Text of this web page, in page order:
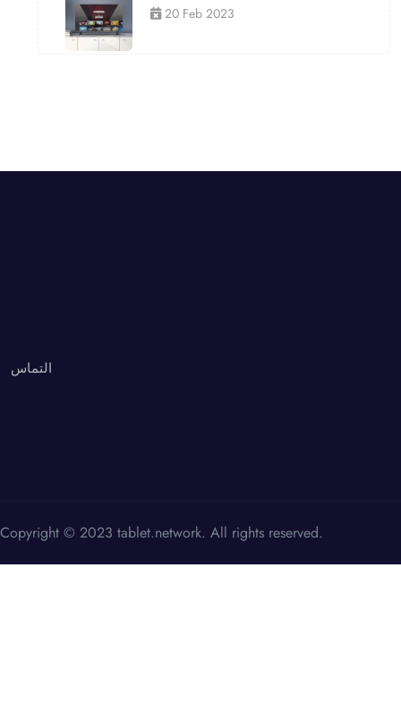
20 Feb 2023
التماس
Copyright © 2023 tablet.network. All rights reserved.